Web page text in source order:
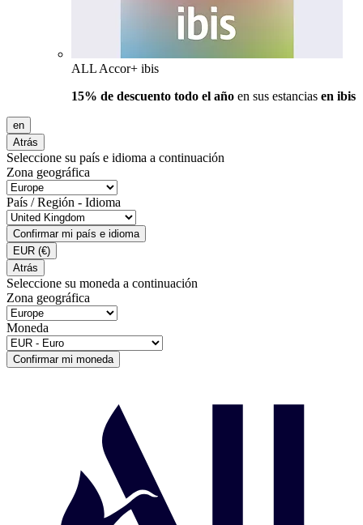
ALL Accor+ ibis
15% de descuento todo el año en sus estancias en ibis
en
Atrás
Seleccione su país e idioma a continuación
Zona geográfica
País / Región - Idioma
Confirmar mi país e idioma
EUR (€)
Atrás
Seleccione su moneda a continuación
Zona geográfica
Moneda
Confirmar mi moneda